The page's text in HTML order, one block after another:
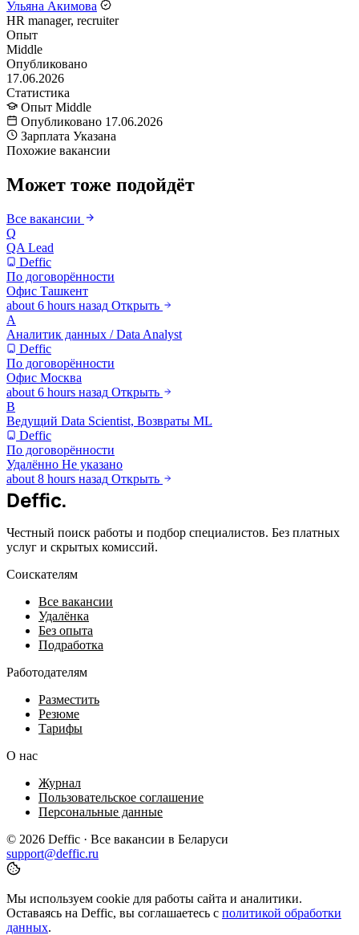
Ульяна Акимова
HR manager, recruiter
Опыт
Middle
Опубликовано
17.06.2026
Статистика
Опыт Middle
Опубликовано 17.06.2026
Зарплата Указана
Похожие вакансии
Может тоже подойдёт
Все вакансии
Q
QA Lead
Deffic
По договорённости
Офис Ташкент
about 6 hours назад Открыть
А
Аналитик данных / Data Analyst
Deffic
По договорённости
Офис Москва
about 6 hours назад Открыть
В
Ведущий Data Scientist, Возвраты ML
Deffic
По договорённости
Удалённо Не указано
about 8 hours назад Открыть
Deffic.
Честный поиск работы и подбор специалистов. Без платных
услуг и скрытых комиссий.
Соискателям
Все вакансии
Удалёнка
Без опыта
Подработка
Работодателям
Разместить
Резюме
Тарифы
О нас
Журнал
Пользовательское соглашение
Персональные данные
© 2026 Deffic · Все вакансии в Беларуси
support@deffic.ru
Мы используем cookie для работы сайта и аналитики.
Оставаясь на Deffic, вы соглашаетесь с политикой обработки
данных.